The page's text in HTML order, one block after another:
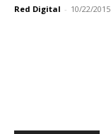
Red Digital - 10/22/2015